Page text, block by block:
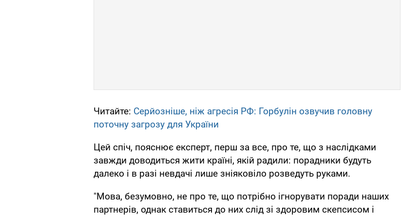
Читайте: Серйозніше, ніж агресія РФ: Горбулін озвучив головну
поточну загрозу для України
Цей спіч, пояснює експерт, перш за все, про те, що з наслідками
завжди доводиться жити країні, якій радили: порадники будуть
далеко і в разі невдачі лише зніяковіло розведуть руками.
"Мова, безумовно, не про те, що потрібно ігнорувати поради наших
партнерів, однак ставиться до них слід зі здоровим скепсисом і